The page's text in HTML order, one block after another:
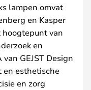
lampen omvat
en Kasper
van
en
GEJST Design
esthetische
en zorg